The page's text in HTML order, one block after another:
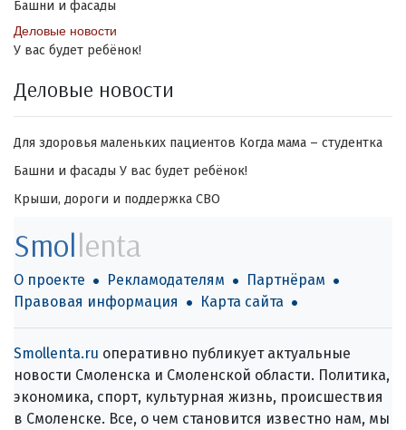
Башни и фасады
Деловые новости
У вас будет ребёнок!
Деловые новости
Для здоровья маленьких пациентов Когда мама – студентка
Башни и фасады У вас будет ребёнок!
Крыши, дороги и поддержка СВО
Smollenta
О проекте Рекламодателям
Партнёрам
Правовая информация
Карта сайта
Smollenta.ru оперативно публикует актуальные
новости Смоленска и Смоленской области. Политика,
экономика, спорт, культурная жизнь, происшествия
в Смоленске. Все, о чем становится известно нам, мы